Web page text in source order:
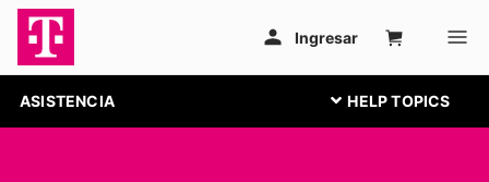
ASISTENCIA